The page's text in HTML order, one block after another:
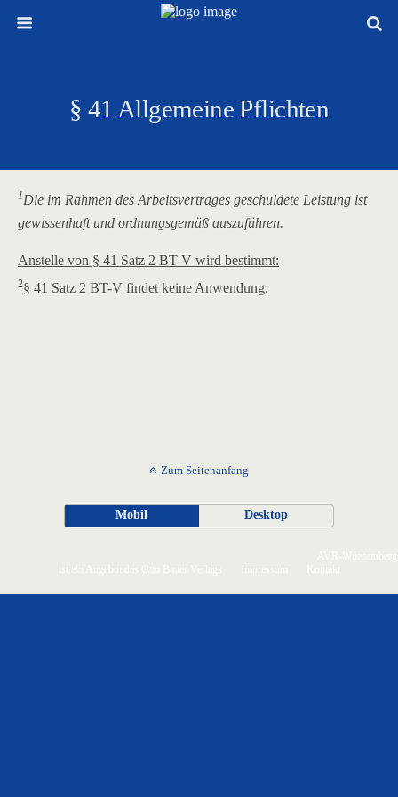
§ 41 Allgemeine Pflichten
1Die im Rahmen des Arbeitsvertrages geschuldete Leistung ist
gewissenhaft und ordnungsgemäß auszuführen.
Anstelle von § 41 Satz 2 BT-V wird bestimmt:
2§ 41 Satz 2 BT-V findet keine Anwendung.
Zum Seitenanfang
Mobil Desktop
AVR-Württemberg
ist ein Angebot des Otto Bauer Verlags
Kontakt